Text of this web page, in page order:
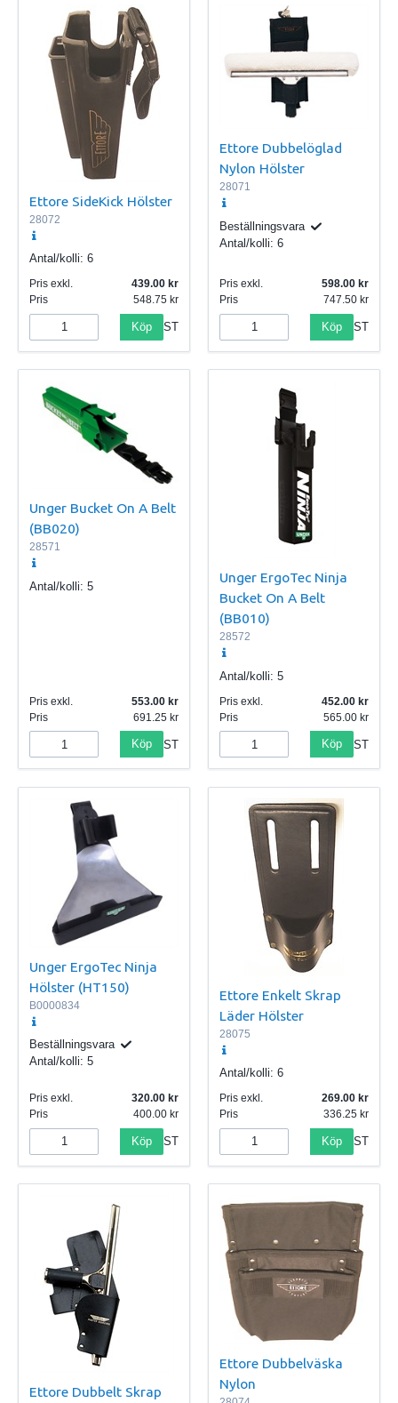
Ettore SideKick Hölster
28072
Antal/kolli: 6
Pris exkl.
439.00
Pris
548.75
Köp ST
Ettore Dubbelöglad
Nylon Hölster
28071
Beställningsvara
Antal/kolli: 6
Pris exkl.
598.00
Pris
747.50
Köp ST
Unger Bucket On A Belt
(BB020)
28571
Antal/kolli: 5
Pris exkl.
553.00
Pris
691.25
Köp ST
Unger ErgoTec Ninja
Bucket On A Belt
(BB010)
28572
Antal/kolli: 5
Pris exkl.
452.00
Pris
565.00
Köp ST
Unger ErgoTec Ninja
Hölster (HT150)
B0000834
Beställningsvara
Antal/kolli: 5
Pris exkl.
320.00
Pris
400.00
Köp ST
Ettore Enkelt Skrap
Läder Hölster
28075
Antal/kolli: 6
Pris exkl.
269.00
Pris
336.25
Köp ST
Ettore Dubbelt Skrap
Ettore Dubbelväska
Nylon